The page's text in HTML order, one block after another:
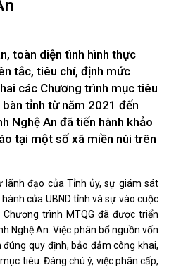
toàn diện tình hình thực
tắc, tiêu chí, định mức
các Chương trình mục tiêu
tỉnh từ năm 2021 đến
Nghệ An đã tiến hành khảo
tại một số xã miền núi trên
lãnh đạo của Tỉnh ủy, sự giám sát
của UBND tỉnh và sự vào cuộc
trình MTQG đã được triển
Nghệ An. Việc phân bổ nguồn vốn
quy định, bảo đảm công khai,
tiêu. Đáng chú ý, việc phân cấp,